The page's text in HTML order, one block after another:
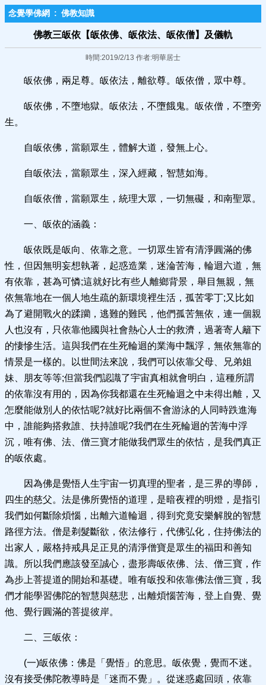
念覺學佛網 : 佛教知識
佛教三皈依【皈依佛、皈依法、皈依僧】及儀軌
時間:2019/2/13 作者:明華居士
皈依佛，兩足尊。皈依法，離欲尊。皈依僧，眾中尊。
皈依佛，不墮地獄。皈依法，不墮餓鬼。皈依僧，不墮旁
生。
自皈依佛，當願眾生，體解大道，發無上心。
自皈依法，當願眾生，深入經藏，智慧如海。
自皈依僧，當願眾生，統理大眾，一切無礙，和南聖眾。
一、皈依的涵義：
皈依既是皈向、依靠之意。一切眾生皆有清淨圓滿的佛
性，但因無明妄想執著，起惑造業，迷淪苦海，輪迴六道，無
有依靠，甚為可憐;這就好比有些人離鄉背景，舉目無親，無
依無靠地在一個人地生疏的新環境裡生活，孤苦零丁;又比如
為了避開戰火的蹂躪，逃難的難民，他們孤苦無依，連一個親
人也沒有，只依靠他國與社會熱心人士的救濟，過著寄人籬下
的悽慘生活。這與我們在生死輪迴的業海中飄浮，無依無靠的
情景是一樣的。以世間法來說，我們可以依靠父母、兄弟姐
妹、朋友等等;但當我們認識了宇宙真相就會明白，這種所謂
的依靠沒有用的，因為你我都還在生死輪迴之中未得出離，又
怎麼能做別人的依怙呢?就好比兩個不會游泳的人同時跌進海
中，誰能夠搭救誰、扶持誰呢?我們在生死輪迴的苦海中浮
沉，唯有佛、法、僧三寶才能做我們眾生的依怙，是我們真正
的皈依處。
因為佛是覺悟人生宇宙一切真理的聖者，是三界的導師，
四生的慈父。法是佛所覺悟的道理，是暗夜裡的明燈，是指引
我們如何斷除煩惱，出離六道輪迴，得到究竟安樂解脫的智慧
路徑方法。僧是剃髮斷欲，依法修行，代佛弘化，住持佛法的
出家人，嚴格持戒具足正見的清淨僧寶是眾生的福田和善知
識。所以我們應該發至誠心，盡形壽皈依佛、法、僧三寶，作
為步上菩提道的開始和基礎。唯有皈投和依靠佛法僧三寶，我
們才能學習佛陀的智慧與慈悲，出離煩惱苦海，登上自覺、覺
他、覺行圓滿的菩提彼岸。
二、三皈依：
(一)皈依佛：佛是「覺悟」的意思。皈依覺，覺而不迷。
沒有接受佛陀教導時是「迷而不覺」。從迷惑處回頭，依靠